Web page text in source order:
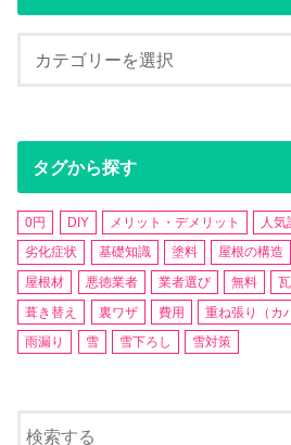
タグから探す
0円 DIY メリット・デメリット 人気
劣化症状
基礎知識 塗料 屋根の構造
屋根材
悪徳業者 業者選び 無料
葺き替え
裏ワザ 費用 重ね張り（カ
雨漏り
雪 雪下ろし 雪対策